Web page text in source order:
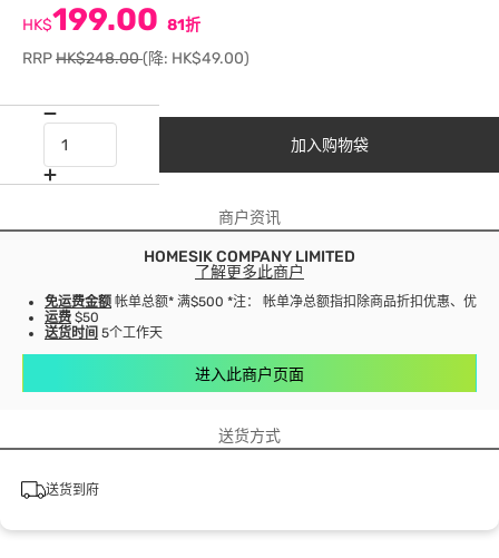
HK$199.00 81折
RRPHK$248.00(降: HK$49.00)
加入购物袋
商户资讯
HOMESIK COMPANY LIMITED
了解更多此商户
免运费金额 帐单总额* 满$500 *注： 帐单净总额指扣除商品折扣优惠、优惠
运费 $50
送货时间 5个工作天
进入此商户页面
送货方式
送货到府